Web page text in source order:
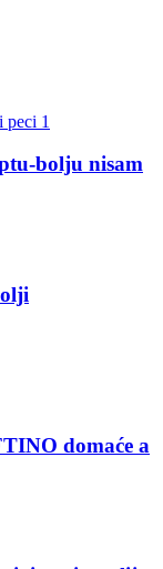
bolju nisam
domaće a